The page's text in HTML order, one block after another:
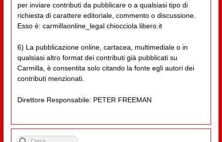
per inviare contributi da pubblicare o a qualsiasi tipo di
richiesta di carattere editoriale, commento o discussione.
Esso è: carmillaonline_legal chiocciola libero.it
6) La pubblicazione online, cartacea, multimediale o in
qualsiasi altro format dei contributi già pubblicati su
Carmilla, è consentita solo citando la fonte egli autori dei
contributi menzionati.
Direttore Responsabile: PETER FREEMAN